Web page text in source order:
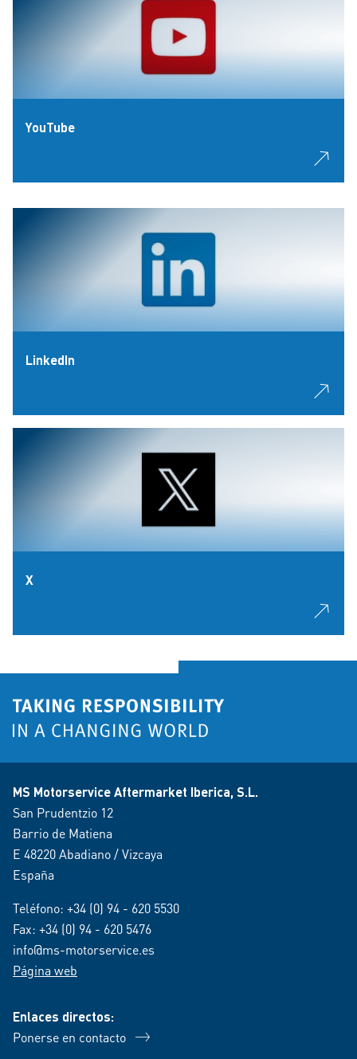
YouTube
LinkedIn
X
MS Motorservice Aftermarket Iberica, S.L.
San Prudentzio 12
Barrio de Matiena
E 48220 Abadiano / Vizcaya
España
Teléfono: +34 (0) 94 - 620 5530
Fax: +34 (0) 94 - 620 5476
info@ms-motorservice.es
Página web
Enlaces directos:
Ponerse en contacto